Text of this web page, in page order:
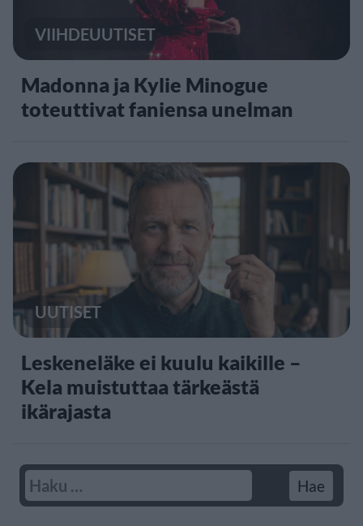
VIIHDEUUTISET
Madonna ja Kylie Minogue
toteuttivat faniensa unelman
UUTISET
Leskeneläke ei kuulu kaikille –
Kela muistuttaa tärkeästä
ikärajasta